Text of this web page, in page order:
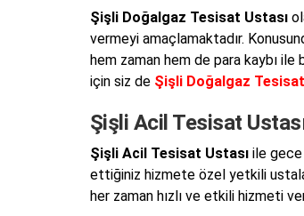
Şişli Doğalgaz Tesisat Ustası
vermeyi amaçlamaktadır.
hem zaman hem de para kaybı
için siz de Şişli Doğalgaz
Şişli Acil Tesisat
Şişli Acil Tesisat Ustasıile gece
ettiğiniz hizmete özel yetkili
her zaman hızlı ve etkili hizmeti